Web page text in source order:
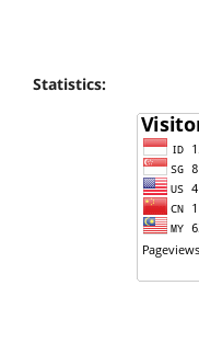
Statistics: